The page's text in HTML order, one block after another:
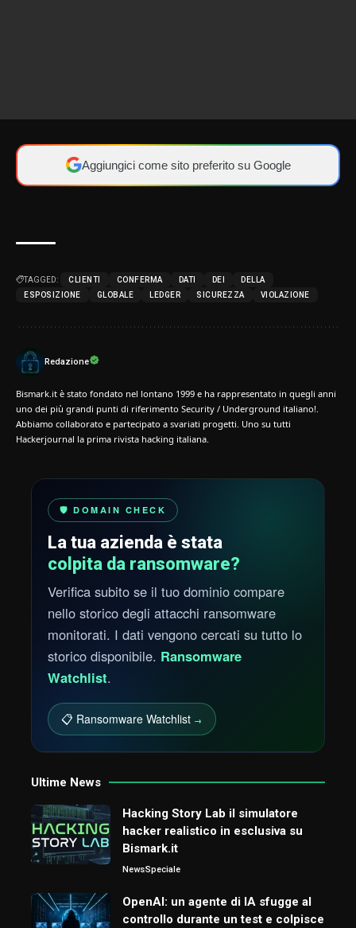
Aggiungici come sito preferito su Google
TAGGED: CLIENTI CONFERMA DATI DEI
DELLA
ESPOSIZIONE
GLOBALE LEDGER SICUREZZA VIOLAZIONE
Redazione
Bismark.it è stato fondato nel lontano 1999 e ha rappresentato in quegli anni
uno dei più grandi punti di riferimento Security / Underground italiano!.
Abbiamo collaborato e partecipato a svariati progetti. Uno su tutti
Hackerjournal la prima rivista hacking italiana.
🛡️ DOMAIN CHECK
La tua azienda è stata
colpita da ransomware?
Verifica subito se il tuo dominio compare
nello storico degli attacchi ransomware
monitorati. I dati vengono cercati su tutto lo
storico disponibile. Ransomware
Watchlist.
📋 Ransomware Watchlist →
Ultime News
Hacking Story Lab il simulatore
hacker realistico in esclusiva su
Bismark.it
NewsSpeciale
OpenAI: un agente di IA sfugge al
controllo durante un test e colpisce